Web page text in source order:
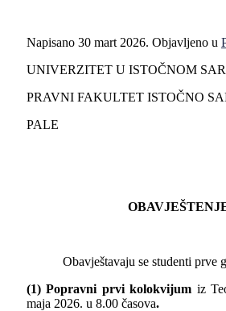
Napisano 30 mart 2026. Objavljeno u
UNIVERZITET U ISTOČNOM
PRAVNI FAKULTET ISTOČNO
PALE
Obavještavaju se studenti prve
(1) Popravni prvi kolokvijum iz
maja 2026. u 8.00 časova.